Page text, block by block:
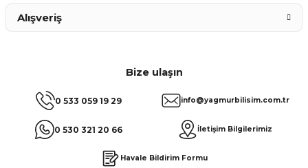
Bize ulaşın
0 533 059 19 29
0 530 321 20 66
info@yagmurbilisim.com.tr
İletişim Bilgilerimiz
Havale Bildirim Formu
Alışveriş